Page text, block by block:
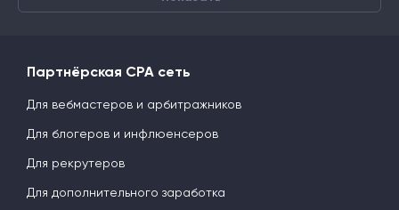
Партнёрская CPA сеть
Для вебмастеров и арбитражников
Для блогеров и инфлюенсеров
Для рекрутеров
Для дополнительного заработка